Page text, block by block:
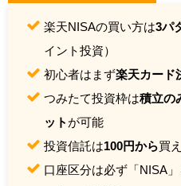
楽天NISAの買い方は3パ
イント投資）
初心者はまず楽天カード
つみたて投資枠は積立の
ット が可能
投資信託は100円から買
口座区分は必ず「NISA